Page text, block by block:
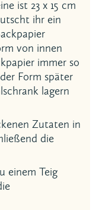
ist 23 x 15 cm
ihr ein
von innen
immer so
Form später
lagern
Zutaten in
die
einem Teig